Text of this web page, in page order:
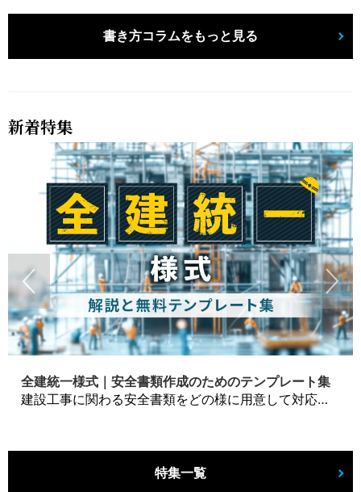
書き方コラムをもっと見る
新着特集
全建統一様式｜安全書類作成のためのテンプレート集
建設工事に関わる安全書類をどの様に用意して対応するか？関連書式テンプレートから書き方の注意点などの役立つコラムをbizoceanがお届けします。
特集一覧